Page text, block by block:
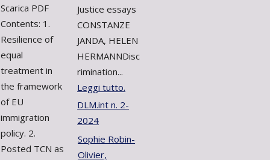
Scarica PDF
Contents: 1.
Resilience of
equal
treatment in
the framework
of EU
immigration
policy. 2.
Posted TCN as
Justice essays
CONSTANZE
JANDA, HELEN
HERMANNDisc
rimination...
Leggi tutto.
DLM.int n. 2-
2024
Sophie Robin-
Olivier,